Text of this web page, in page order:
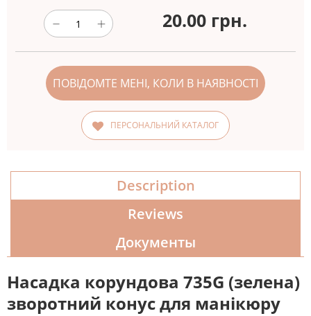
20.00 грн.
ПОВІДОМТЕ МЕНІ, КОЛИ В НАЯВНОСТІ
ПЕРСОНАЛЬНИЙ КАТАЛОГ
Description
Reviews
Документы
Насадка корундова 735G (зелена)
зворотний конус для манікюру